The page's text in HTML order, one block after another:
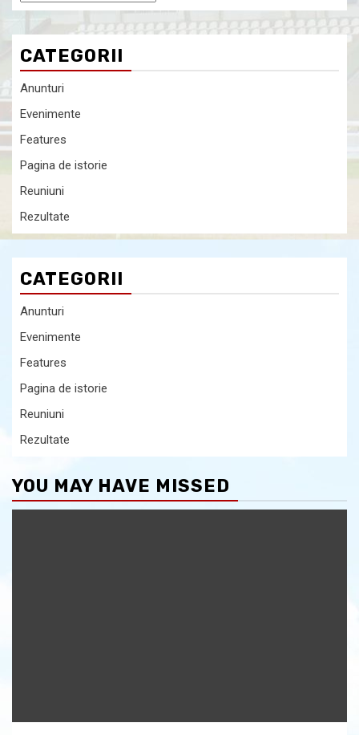
CATEGORII
Anunturi
Evenimente
Features
Pagina de istorie
Reuniuni
Rezultate
CATEGORII
Anunturi
Evenimente
Features
Pagina de istorie
Reuniuni
Rezultate
YOU MAY HAVE MISSED